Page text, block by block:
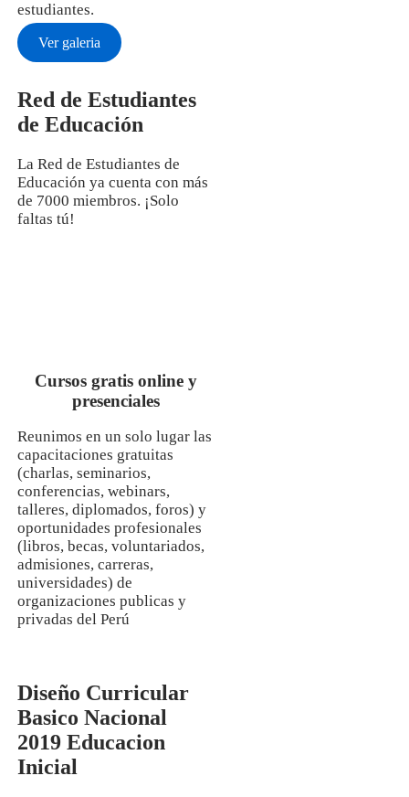
estudiantes.
Ver galeria
Red de Estudiantes
de Educación
La Red de Estudiantes de
Educación ya cuenta con más
de 7000 miembros. ¡Solo
faltas tú!
Cursos gratis online y
presenciales
Reunimos en un solo lugar las
capacitaciones gratuitas
(charlas, seminarios,
conferencias, webinars,
talleres, diplomados, foros) y
oportunidades profesionales
(libros, becas, voluntariados,
admisiones, carreras,
universidades) de
organizaciones publicas y
privadas del Perú
Diseño Curricular
Basico Nacional
2019 Educacion
Inicial